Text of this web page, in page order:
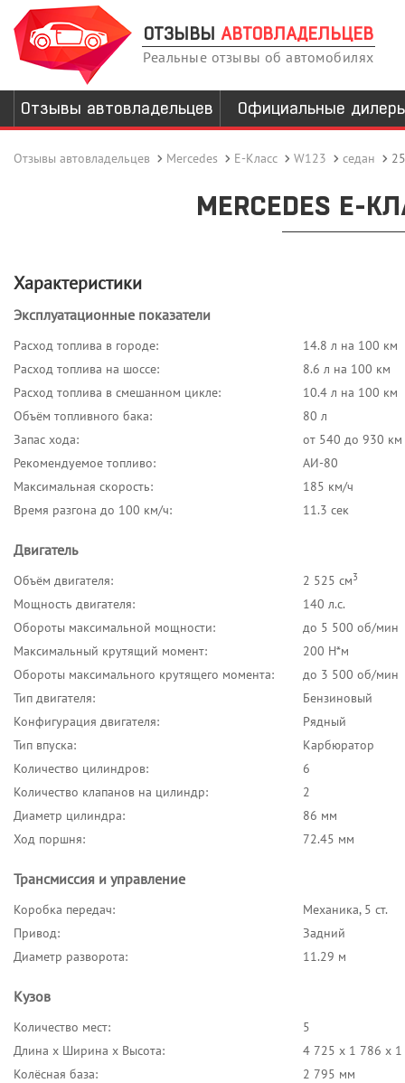
ОТЗЫВЫ АВТОВЛАДЕЛЬЦЕВ
Реальные отзывы об автомобилях
Отзывы автовладельцев Официальные
Отзывы автовладельцев Mercedes E-Класс W123 седан
MERCEDES E-
Характеристики
Эксплуатационные показатели
Расход топлива в городе:
14.8 л на 100 км
Расход топлива на шоссе:
8.6 л на 100 км
Расход топлива в смешанном цикле:
10.4 л на 100 км
Объём топливного бака:
80 л
Запас хода:
от 540 до 930 км
Рекомендуемое топливо:
АИ-80
Максимальная скорость:
185 км/ч
Время разгона до 100 км/ч:
11.3 сек
Двигатель
Объём двигателя: 2 525 см3
Мощность двигателя:
140 л.с.
Обороты максимальной мощности:
до 5 500 об/мин
Максимальный крутящий момент:
200 Н*м
Обороты максимального крутящего момента:
до 3 500 об/мин
Тип двигателя:
Бензиновый
Конфигурация двигателя:
Рядный
Тип впуска:
Карбюратор
Количество цилиндров:
6
Количество клапанов на цилиндр:
2
Диаметр цилиндра:
86 мм
Ход поршня:
72.45 мм
Трансмиссия и управление
Коробка передач:
Механика, 5 ст.
Привод:
Задний
Диаметр разворота:
11.29 м
Кузов
Количество мест:
5
Длина x Ширина x Высота:
4 725 x 1 786 x
Колёсная база:
2 795 мм